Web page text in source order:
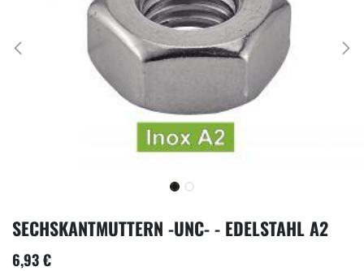
SECHSKANTMUTTERN -UNC- - EDELSTAHL A2
6,93€